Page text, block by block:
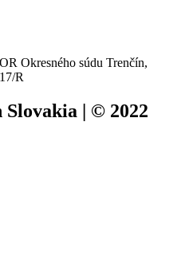
Okresného súdu Trenčín,
R
| © 2022